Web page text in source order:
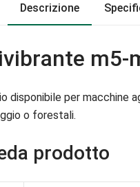
Descrizione
m5-
disponibile per macchine
o forestali.
prodotto